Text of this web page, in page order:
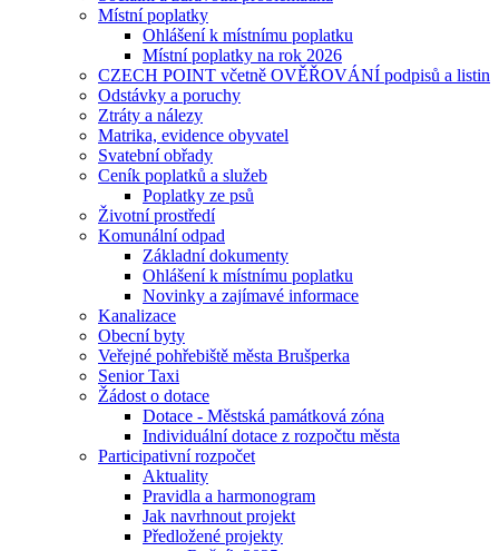
Místní poplatky
Ohlášení k místnímu poplatku
Místní poplatky na rok 2026
CZECH POINT včetně OVĚŘOVÁNÍ podpisů a listin
Odstávky a poruchy
Ztráty a nálezy
Matrika, evidence obyvatel
Svatební obřady
Ceník poplatků a služeb
Poplatky ze psů
Životní prostředí
Komunální odpad
Základní dokumenty
Ohlášení k místnímu poplatku
Novinky a zajímavé informace
Kanalizace
Obecní byty
Veřejné pohřebiště města Brušperka
Senior Taxi
Žádost o dotace
Dotace - Městská památková zóna
Individuální dotace z rozpočtu města
Participativní rozpočet
Aktuality
Pravidla a harmonogram
Jak navrhnout projekt
Předložené projekty